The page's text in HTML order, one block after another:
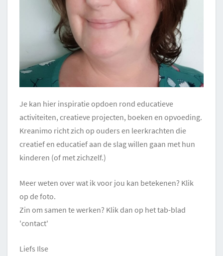
Je kan hier inspiratie opdoen rond educatieve
activiteiten, creatieve projecten, boeken en opvoeding.
Kreanimo richt zich op ouders en leerkrachten die
creatief en educatief aan de slag willen gaan met hun
kinderen (of met zichzelf.)
Meer weten over wat ik voor jou kan betekenen? Klik
op de foto.
Zin om samen te werken? Klik dan op het tab-blad
'contact'
Liefs Ilse